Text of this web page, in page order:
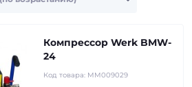
Компрессор Werk BMW-
24
Код товара: MM009029